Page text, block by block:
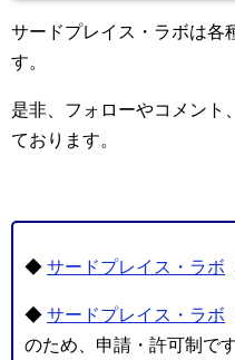
サードプレイス・ラボは各
す。
是非、フォローやコメント
ております。
◆ サードプレイス・ラボ
◆ サードプレイス・ラボ
のため、申請・許可制です